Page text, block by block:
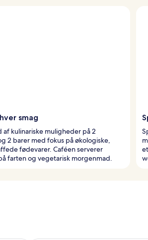
smag
kulinariske muligheder på 2
2 barer med fokus på økologiske,
fødevarer. Caféen serverer
farten og vegetarisk morgenmad.